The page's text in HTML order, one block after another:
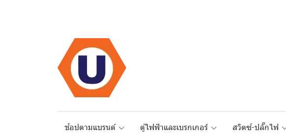
ช้อปตามแบรนด์ ตู้ไฟฟ้าและเบรกเกอร์ สวิตซ์-ปลั๊กไฟ